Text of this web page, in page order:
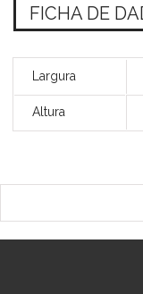
FICHA DE
Largura
Altura